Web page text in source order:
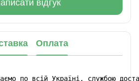
відгук
Оплата
по всій Україні, службою